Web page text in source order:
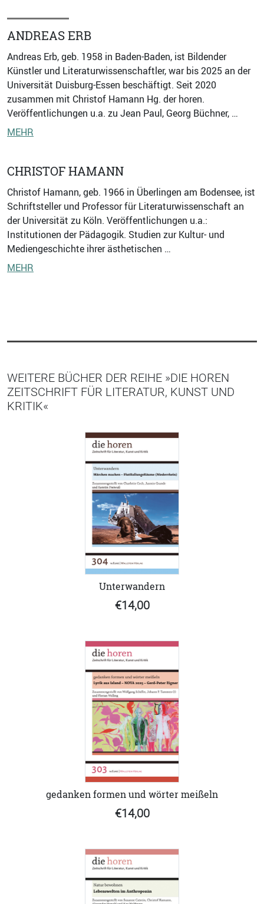
ANDREAS ERB
Andreas Erb, geb. 1958 in Baden-Baden, ist Bildender
Künstler und Literaturwissenschaftler, war bis 2025 an der
Universität Duisburg-Essen beschäftigt. Seit 2020
zusammen mit Christof Hamann Hg. der horen.
Veröffentlichungen u.a. zu Jean Paul, Georg Büchner, …
MEHR
CHRISTOF HAMANN
Christof Hamann, geb. 1966 in Überlingen am Bodensee, ist
Schriftsteller und Professor für Literaturwissenschaft an
der Universität zu Köln. Veröffentlichungen u.a.:
Institutionen der Pädagogik. Studien zur Kultur- und
Mediengeschichte ihrer ästhetischen …
MEHR
WEITERE BÜCHER DER REIHE »DIE HOREN
ZEITSCHRIFT FÜR LITERATUR, KUNST UND
KRITIK«
Unterwandern
€14,00
gedanken formen und wörter meißeln
€14,00